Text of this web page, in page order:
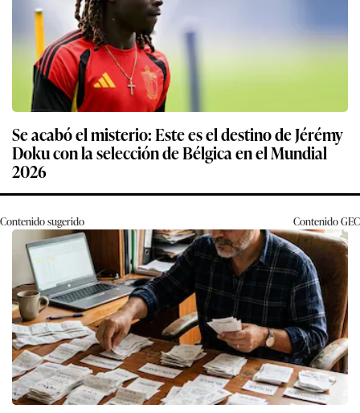
Se acabó el misterio: Este es el destino de Jérémy
Doku con la selección de Bélgica en el Mundial
2026
Contenido sugerido ContenidoGEC